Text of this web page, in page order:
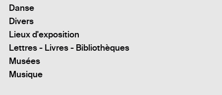
Danse
Divers
Lieux d'exposition
Lettres - Livres - Bibliothèques
Musées
Musique